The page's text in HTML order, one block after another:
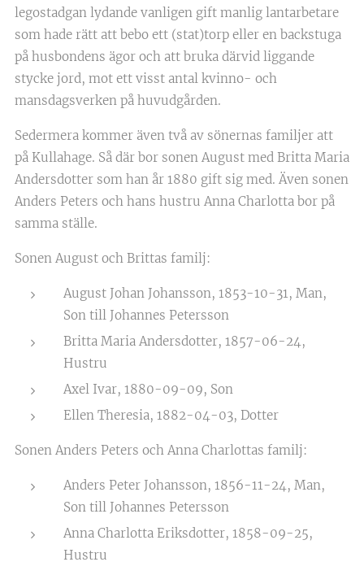
legostadgan lydande vanligen gift manlig lantarbetare
som hade rätt att bebo ett (stat)torp eller en backstuga
på husbondens ägor och att bruka därvid liggande
stycke jord, mot ett visst antal kvinno- och
mansdagsverken på huvudgården.
Sedermera kommer även två av sönernas familjer att
på Kullahage. Så där bor sonen August med Britta Maria
Andersdotter som han år 1880 gift sig med. Även sonen
Anders Peters och hans hustru Anna Charlotta bor på
samma ställe.
Sonen August och Brittas familj:
August Johan Johansson, 1853-10-31, Man,
Son till Johannes Petersson
Britta Maria Andersdotter, 1857-06-24,
Hustru
Axel Ivar, 1880-09-09, Son
Ellen Theresia, 1882-04-03, Dotter
Sonen Anders Peters och Anna Charlottas familj:
Anders Peter Johansson, 1856-11-24, Man,
Son till Johannes Petersson
Anna Charlotta Eriksdotter, 1858-09-25,
Hustru